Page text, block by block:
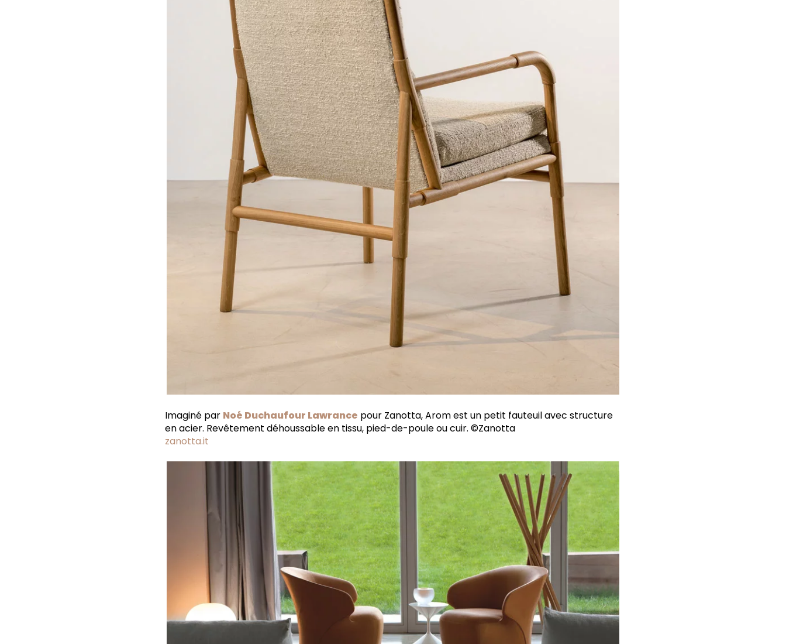
Imaginé par Noé Duchaufour Lawrance pour Zanotta, Arom est un petit fauteuil avec structure
en acier. Revêtement déhoussable en tissu, pied-de-pouleou cuir. ©Zanotta
zanotta.it